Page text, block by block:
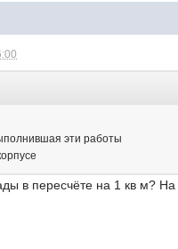
эти работы
в пересчёте на 1 кв м?